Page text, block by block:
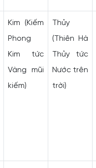
Kim (Kiếm
Phong
Kim tức
Vàng mũi
kiếm)
Thủy
(Thiên Hà
Thủy tức
Nước trên
trời)